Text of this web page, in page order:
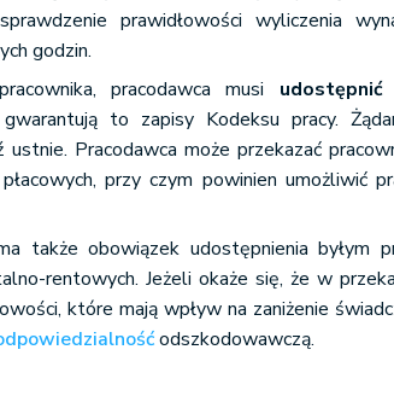
prawidłowości wyliczenia
godzin.
pracodawca musi
to zapisy Kodeksu pracy.
ustnie. Pracodawca może przekazać
przy czym powinien umożliwić
także obowiązek udostępnienia byłym
rentowych. Jeżeli okaże się, że w
które mają wpływ na zaniżenie
odszkodowawczą.